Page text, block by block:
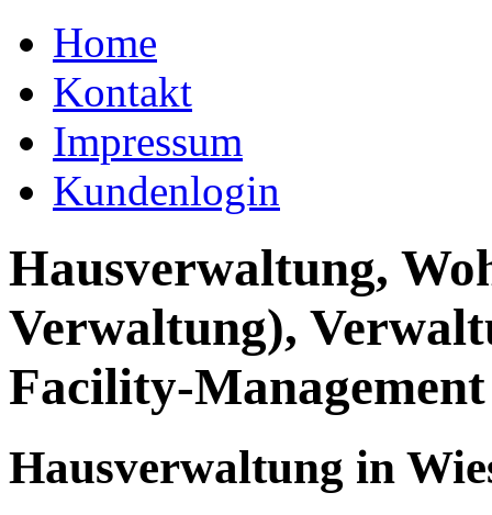
Home
Kontakt
Impressum
Kundenlogin
Hausverwaltung,
Verwaltung),
Facility-Management
Hausverwaltung in